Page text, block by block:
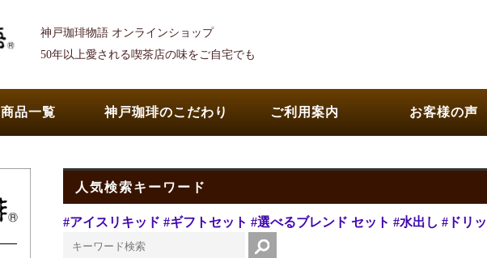
神戸珈琲物語 オンラインショップ
50年以上愛される喫茶店の味をご自宅でも
商品一覧 神戸珈琲のこだわり ご利用案内 お客様の声
人気検索キーワード
#アイスリキッド #ギフトセット #選べるブレンド セット #水出し #ドリ